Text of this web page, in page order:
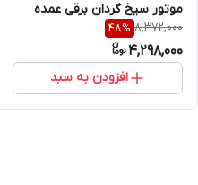
موتور سیخ گردان برقی عمده
8,372,000
48%
4,298,000
افزودن به سبد